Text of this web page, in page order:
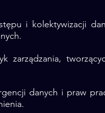
i kolektywizacji
zarządzania,
danych i praw